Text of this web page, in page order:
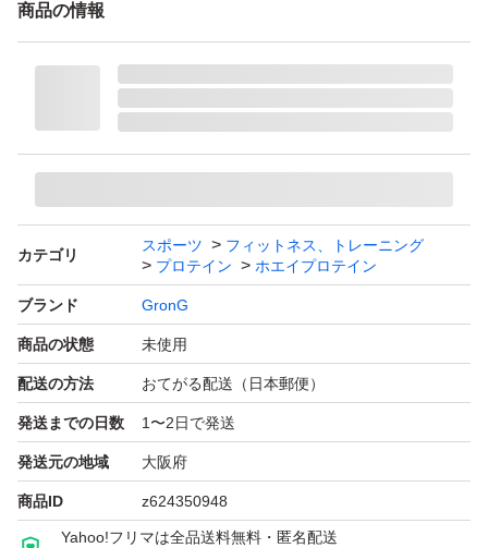
商品の情報
カテゴリ
スポーツ
フィットネス、トレーニング
プロテイン
ホエイプロテイン
ブランド GronG
商品の状態 未使用
配送の方法 おてがる配送（日本郵便）
発送までの日数 1〜2日で発送
発送元の地域 大阪府
商品ID z624350948
Yahoo!フリマは全品送料無料・匿名配送